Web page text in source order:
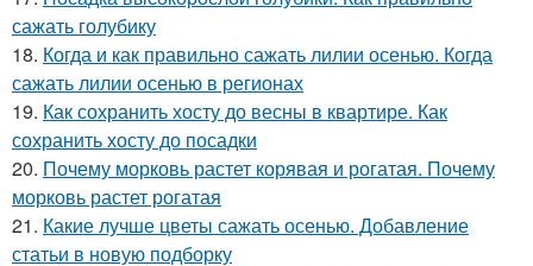
сажать голубику
18. Когда и как правильно сажать лилии осенью. Когда
сажать лилии осенью в регионах
19. Как сохранить хосту до весны в квартире. Как
сохранить хосту до посадки
20. Почему морковь растет корявая и рогатая. Почему
морковь растет рогатая
21. Какие лучше цветы сажать осенью. Добавление
статьи в новую подборку